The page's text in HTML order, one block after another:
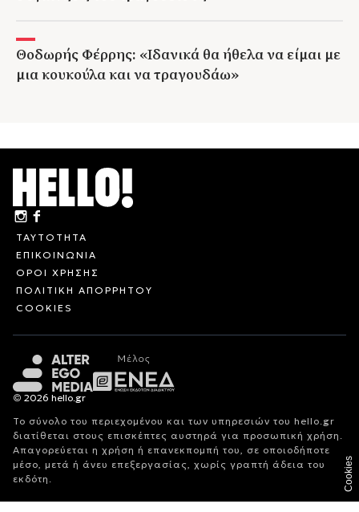
Θοδωρής Φέρρης: «Ιδανικά θα ήθελα να είμαι με
μια κουκούλα και να τραγουδάω»
ΤΑΥΤΟΤΗΤΑ
ΕΠΙΚΟΙΝΩΝΙΑ
ΟΡΟΙ ΧΡΗΣΗΣ
ΠΟΛΙΤΙΚΗ ΑΠΟΡΡΗΤΟΥ
COOKIES
© 2026 hello.gr
Το σύνολο του περιεχομένου και των υπηρεσιών του hello.gr
διατίθεται στους επισκέπτες αυστηρά για προσωπική χρήση.
Απαγορεύεται η χρήση ή επανεκπομπή του, σε οποιοδήποτε
μέσο, μετά ή άνευ επεξεργασίας, χωρίς γραπτή άδεια του
εκδότη.
Cookies